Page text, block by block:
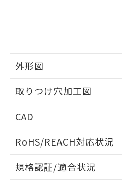
外形図
取りつけ穴加工図
CAD
ドすることができます。
ログイン/
RoHS/REACH対応状況
EU RoHS 注意事項・凡例
規格認証/適合状況
品・サービスに関
をご了承ください
※当社の共同利用
下記の非含有証明書を
とができます。
EU RoHS指令（10物質
51物質の非含有証明書（
※本証明書は発行日時
ものではありません。
また、RoHS指令のフ
物質の対応では、対応完
欄に対応日を記載してお
既に当社にて対応品へ